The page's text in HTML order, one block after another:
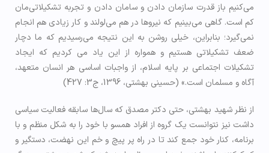
می‌کنیم باز قدرت سازمان دادن و سامان دادن و تجربه تشكیلاتی‌مان
کم است. گاهی می‌بینیم که نیروها در هم می‌لولند و کار زیادی هم انجام
نمی‌گیرد؛ بنابراین، خیلی روشن به این نتیجه می‌رسیدیم که ما دچار
ضعف تشکیلاتی هستیم و همواره از این یاد می کردیم که ایجاد
تشکیلات اجتماعی بر پایه اسلام، از واجبات اساسی هر انسان متعهد،
آگاه و مسلمان است.» (حسینی بهشتی، 1396، ج3: 427)
از نظر شهید بهشتی، حتی دکتر مصدق که سال‌ها سابقه فعالیت سیاسی
داشت نیز نتوانست یک گروه از افراد همسو با خود را به شکل منظم و با
برنامه، کنار خود جمع کند تا در راه پر پیچ و خم این نهضت، دستگیر و